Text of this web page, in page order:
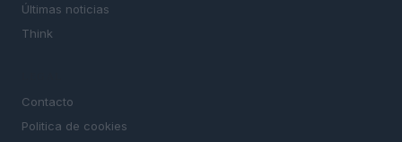
Últimas noticias
Think
Contacto
Politica de cookies